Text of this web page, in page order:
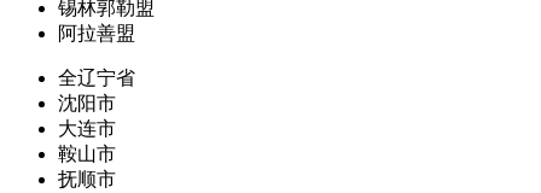
锡林郭勒盟
阿拉善盟
全辽宁省
沈阳市
大连市
鞍山市
抚顺市